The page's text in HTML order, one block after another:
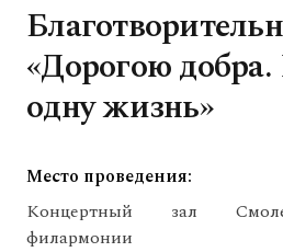
«Дорогою
одну жизнь»
Место проведения:
Концертный зал
филармонии